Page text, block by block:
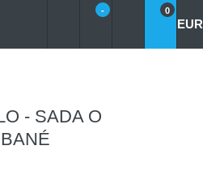
- 0
EUR
- SADA O